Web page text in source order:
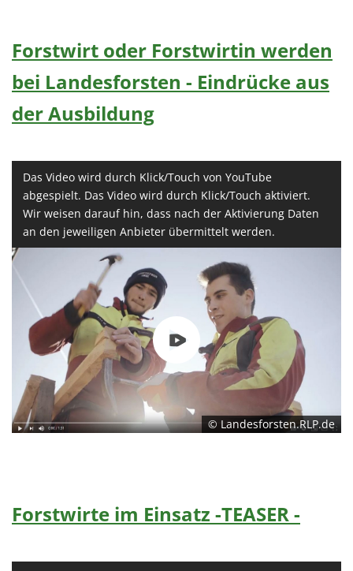
Forstwirt oder Forstwirtin werden
bei Landesforsten - Eindrücke aus
der Ausbildung
Das Video wird durch Klick/Touch von YouTube
abgespielt. Das Video wird durch Klick/Touch aktiviert.
Wir weisen darauf hin, dass nach der Aktivierung Daten
an den jeweiligen Anbieter übermittelt werden.
© Landesforsten.RLP.de
Forstwirte im Einsatz -TEASER -